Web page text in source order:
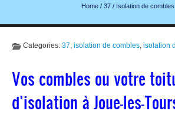
Home / 37 / Isolation de
Categories: 37 isolation de combles isolation
Vos combles ou votre
d’isolation à Joue-les-